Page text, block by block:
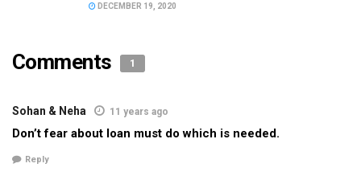
latest mithila news maithili news
बिहार मिथिला मिथिला समाचार
DECEMBER 19, 2020
Comments 1
Sohan & Neha 11 years ago
Don’t fear about loan must do which is needed.
Reply